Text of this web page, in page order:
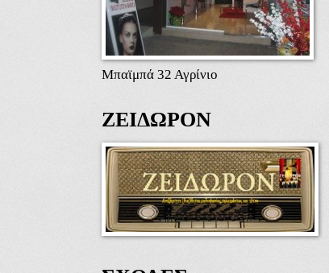
Μπαϊμπά 32 Αγρίνιο
ΖΕΙΔΩΡΟΝ